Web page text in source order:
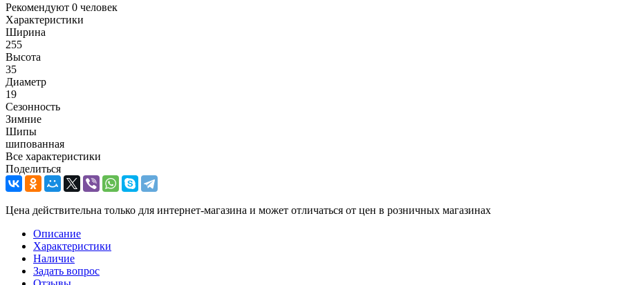
Рекомендуют 0 человек
Характеристики
Ширина
255
Высота
35
Диаметр
19
Сезонность
Зимние
Шипы
шипованная
Все характеристики
Поделиться
Цена действительна только для интернет-магазина и может отличаться от цен в розничных магазинах
Описание
Характеристики
Наличие
Задать вопрос